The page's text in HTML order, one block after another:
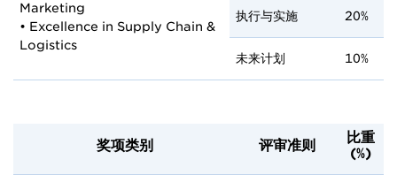
Marketing
• Excellence in Supply Chain &
Logistics
执行与实施 20%
未来计划 10%
奖项类别 评审准则
比重
(%)